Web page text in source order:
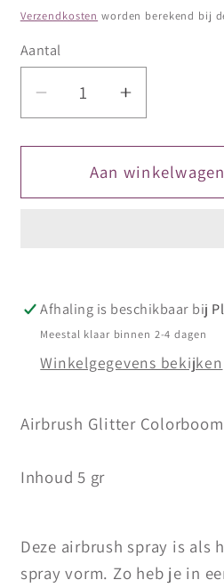
prijs
Verzendkosten worden berekend bij
Aantal
Aantal
verlagen
voor
Airbrush
Glitter
Aantal
verhogen
voor
Airbrush
Glitter
Aan
Afhaling is beschikbaar bij
Meestal klaar binnen 2-4 dagen
Winkelgegevens bekijken
Airbrush Glitter
Inhoud 5 gr
Deze airbrush spray is als
spray vorm. Zo heb je in